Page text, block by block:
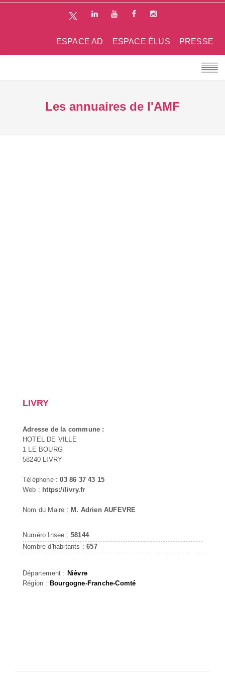
PRESSE
ESPACE ÉLUS
ESPACE AD
Les annuaires de l'AMF
LIVRY
Adresse de la commune :
HOTEL DE VILLE
1 LE BOURG
58240 LIVRY
Téléphone :03 86 37 43 15
Web : https://livry.fr
Nom du Maire : M. Adrien AUFEVRE
Numéro Insee : 58144
Nombre d'habitants :657
Département : Nièvre
Région : Bourgogne-Franche-Comté